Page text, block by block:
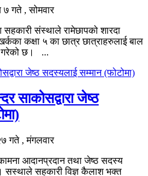
गते , सोमवार
संस्थाले रामेछापको शारदा
कक्षा ५ का छात्र छात्राहरुलाई बाल
गरेको छ। ...
साकोसद्वारा जेष्ठ
गते , मंगलवार
आदानप्रदान तथा जेष्ठ सदस्य
सस्थाले सहकारी विज्ञ कैलाश भक्त